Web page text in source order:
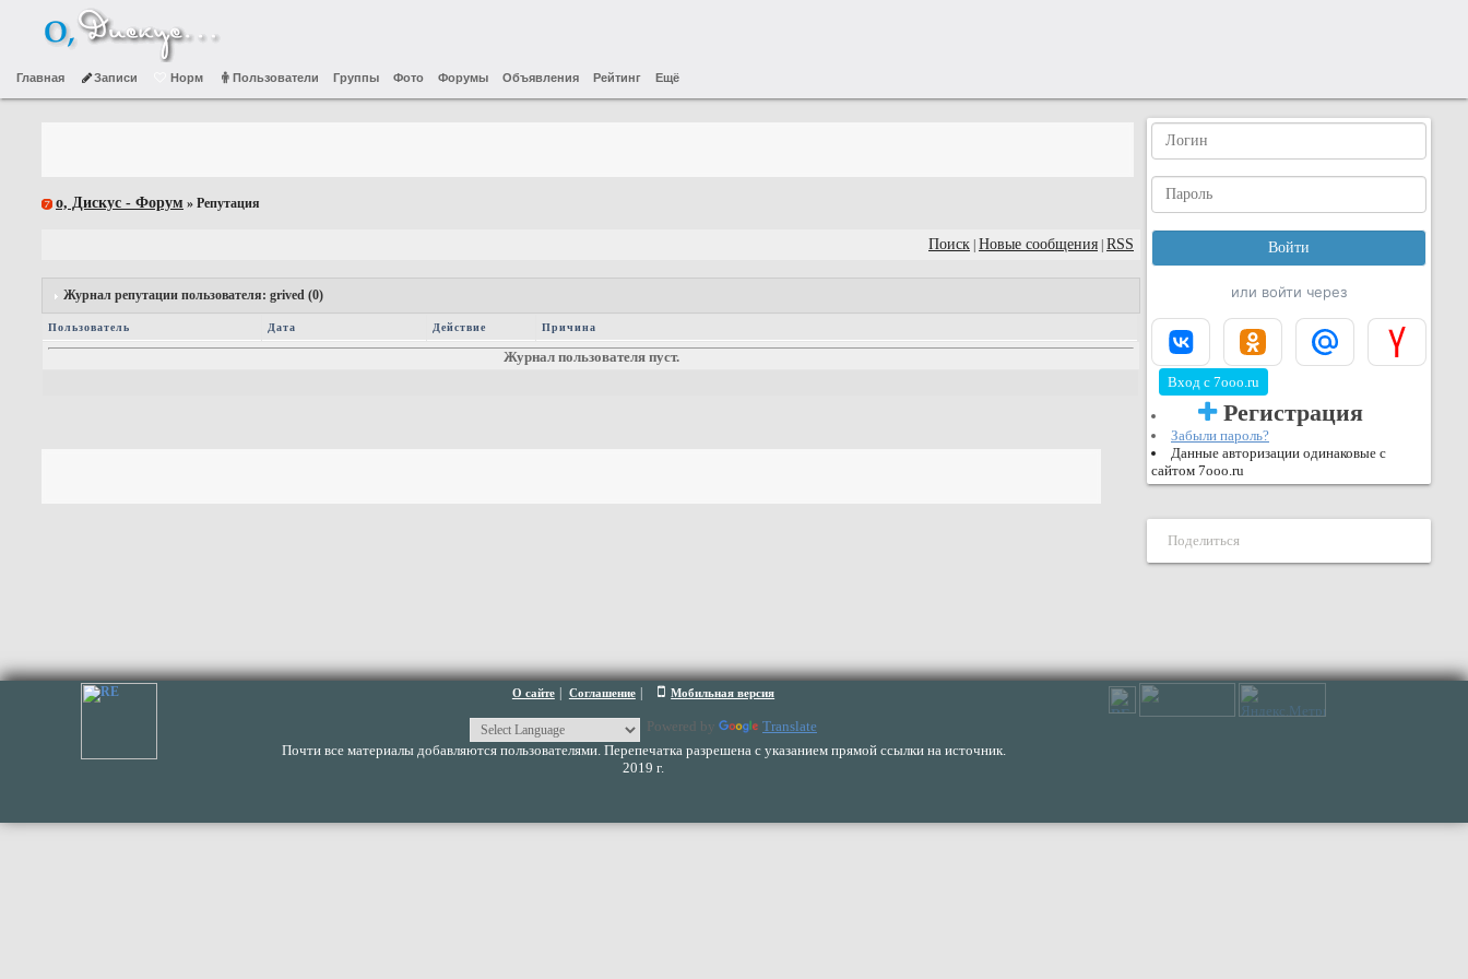
Главная Записи Норм Пользователи Группы Фото Форумы Объявления Рейтинг Ещё
о, Дискус - Форум » Репутация
Поиск Новые сообщения RSS
Журнал репутации пользователя: grived (0)
Пользователь Дата Действие Причина
Журнал пользователя пуст.
или войти через
Вход с 7ooo.ru
Регистрация
Забыли пароль?
Данные авторизации одинаковые с
сайтом 7ooo.ru
Поделиться
О сайте Соглашение Мобильная версия
Powered by
Translate
Почти все материалы добавляются пользователями. Перепечатка разрешена с указанием прямой ссылки на источник.
2019 г.